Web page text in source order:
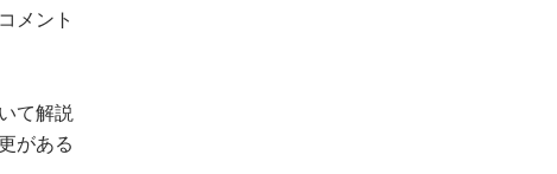
メント
て解説
がある